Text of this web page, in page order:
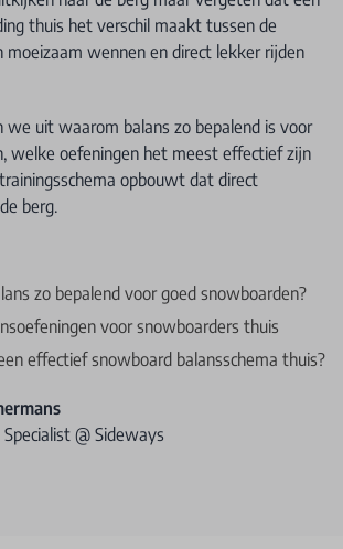
thuis het verschil maakt tussen de
wennen en direct lekker rijden
we uit waarom balans zo bepalend is voor
welke oefeningen het meest effectief zijn
opbouwt dat direct
berg.
zo bepalend voor goed snowboarden?
voor snowboarders thuis
effectief snowboard balansschema thuis?
@ Sideways